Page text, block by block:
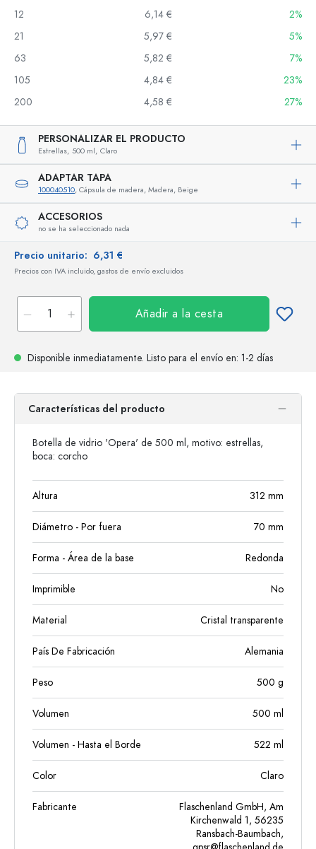
12
6,14 €
2%
21
5,97 €
5%
63
5,82 €
7%
105
4,84 €
23%
200
4,58 € 27%
PERSONALIZAR EL PRODUCTO
Estrellas, 500 ml, Claro
ADAPTAR TAPA
100040510, Cápsula de madera, Madera, Beige
ACCESORIOS
no se ha seleccionado nada
Precio unitario: 6,31 €
Precios con IVA incluido, gastos de envío excluidos
Añadir a la cesta
Disponible inmediatamente. Listo para el envío en: 1-2 días
Características del producto
Botella de vidrio 'Opera' de 500 ml, motivo: estrellas,
boca: corcho
Altura 312 mm
Diámetro - Por fuera 70 mm
Forma - Área de la base Redonda
Imprimible No
Material Cristal transparente
País De Fabricación Alemania
Peso 500 g
Volumen 500 ml
Volumen - Hasta el Borde 522 ml
Color Claro
Fabricante
Flaschenland GmbH, Am
Kirchenwald 1, 56235
Ransbach-Baumbach,